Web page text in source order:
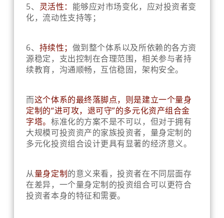
5、 灵活性： 能够应对市场变化，应对投资者变
化，流动性支持等；
6、 持续性； 做到整个体系以及所依赖的各方资
源稳定，支出控制在合理范围，相关参与者持
续教育，沟通顺畅，互信稳固，架构安全。
而这个体系的最终落脚点，则是建立一个量身
定制的“进可攻，退可守”的多元化资产组合金
字塔。标准化的方案不是不可以，但对于拥有
大规模可投资资产的家族投资者，量身定制的
多元化投资组合设计更具有显著的经济意义。
从量身定制的意义来看，投资者在不同层面存
在差异，一个量身定制的投资组合可以更符合
投资者本身的特征和需要。